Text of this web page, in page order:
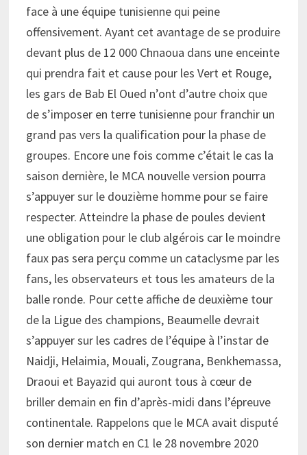
face à une équipe tunisienne qui peine
offensivement. Ayant cet avantage de se produire
devant plus de 12 000 Chnaoua dans une enceinte
qui prendra fait et cause pour les Vert et Rouge,
les gars de Bab El Oued n’ont d’autre choix que
de s’imposer en terre tunisienne pour franchir un
grand pas vers la qualification pour la phase de
groupes. Encore une fois comme c’était le cas la
saison dernière, le MCA nouvelle version pourra
s’appuyer sur le douzième homme pour se faire
respecter. Atteindre la phase de poules devient
une obligation pour le club algérois car le moindre
faux pas sera perçu comme un cataclysme par les
fans, les observateurs et tous les amateurs de la
balle ronde. Pour cette affiche de deuxième tour
de la Ligue des champions, Beaumelle devrait
s’appuyer sur les cadres de l’équipe à l’instar de
Naidji, Helaimia, Mouali, Zougrana, Benkhemassa,
Draoui et Bayazid qui auront tous à cœur de
briller demain en fin d’après-midi dans l’épreuve
continentale. Rappelons que le MCA avait disputé
son dernier match en C1 le 28 novembre 2020